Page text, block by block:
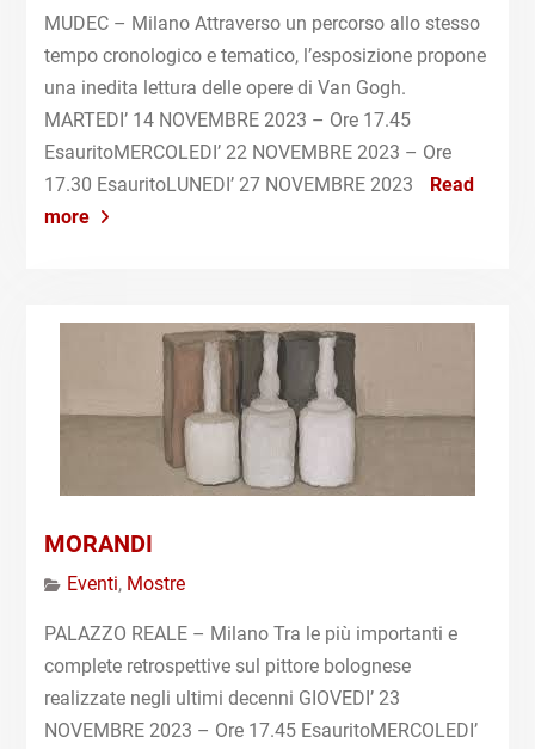
MUDEC – Milano Attraverso un percorso allo stesso
tempo cronologico e tematico, l’esposizione propone
una inedita lettura delle opere di Van Gogh.
MARTEDI’ 14 NOVEMBRE 2023 – Ore 17.45
EsauritoMERCOLEDI’ 22 NOVEMBRE 2023 – Ore
17.30 EsauritoLUNEDI’ 27 NOVEMBRE 2023
Read
more
MORANDI
Eventi, Mostre
PALAZZO REALE – Milano Tra le più importanti e
complete retrospettive sul pittore bolognese
realizzate negli ultimi decenni GIOVEDI’ 23
NOVEMBRE 2023 – Ore 17.45 EsauritoMERCOLEDI’